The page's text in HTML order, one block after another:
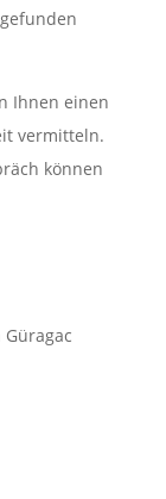
Ihnen einen
vermitteln.
können